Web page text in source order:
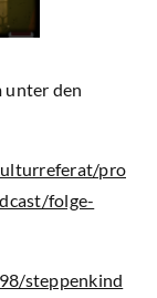
unter den
pro
folge-
steppenkind